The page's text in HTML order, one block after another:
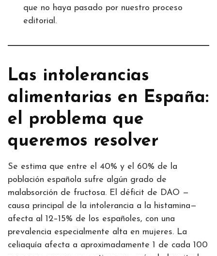
que no haya pasado por nuestro proceso
editorial.
Las intolerancias
alimentarias en España:
el problema que
queremos resolver
Se estima que entre el 40% y el 60% de la
población española sufre algún grado de
malabsorción de fructosa. El déficit de DAO —
causa principal de la intolerancia a la histamina—
afecta al 12–15% de los españoles, con una
prevalencia especialmente alta en mujeres. La
celiaquía afecta a aproximadamente 1 de cada 100